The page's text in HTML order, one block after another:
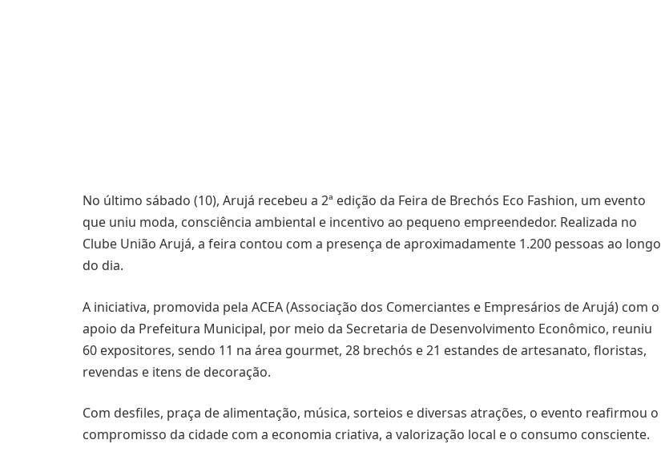
No último sábado (10), Arujá recebeu a 2ª edição da Feira de Brechós Eco Fashion, um evento
que uniu moda, consciência ambiental e incentivo ao pequeno empreendedor. Realizada no
Clube União Arujá, a feira contou com a presença de aproximadamente 1.200 pessoas ao longo
do dia.
A iniciativa, promovida pela ACEA (Associação dos Comerciantes e Empresários de Arujá) com o
apoio da Prefeitura Municipal, por meio da Secretaria de Desenvolvimento Econômico, reuniu
60 expositores, sendo 11 na área gourmet, 28 brechós e 21 estandes de artesanato, floristas,
revendas e itens de decoração.
Com desfiles, praça de alimentação, música, sorteios e diversas atrações, o evento reafirmou o
compromisso da cidade com a economia criativa, a valorização local e o consumo consciente.